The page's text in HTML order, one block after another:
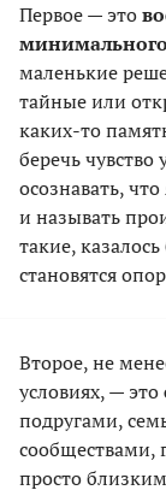
Первое — это
маленькие
тайные или
каких-то
беречь чувство
осознавать,
и называть
такие,
становятся
Второе, не
условиях, — это
подругами,
сообществами,
просто